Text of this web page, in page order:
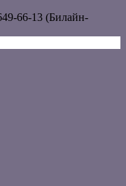
66-13 (Билайн-